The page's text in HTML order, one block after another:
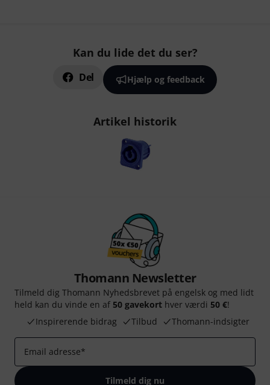
Kan du lide det du ser?
Del Hjælp og feedback
Artikel historik
Thomann Newsletter
Tilmeld dig Thomann Nyhedsbrevet på engelsk og med lidt
held kan du vinde en af 50 gavekort hver værdi 50 €!
Inspirerende bidrag
Tilbud Thomann-indsigter
Email adresse*
Tilmeld dig nu